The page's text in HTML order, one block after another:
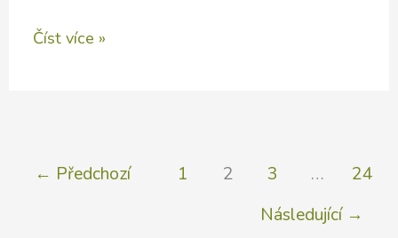
Permakultura
nejen
Číst více »
← Předchozí 1 2 3 …
24
Následující →